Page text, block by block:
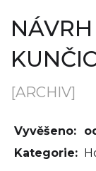
[ARCHIV]
Vyvěšeno:
Kategorie: